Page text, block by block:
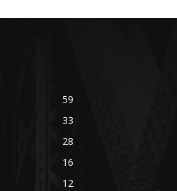
59
33
28
16
12